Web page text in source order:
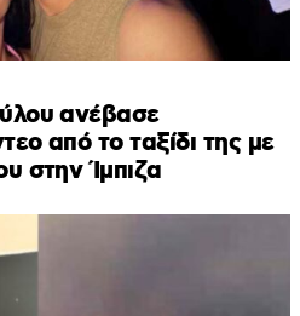
ανέβασε
από το ταξίδι της με
στην Ίμπιζα